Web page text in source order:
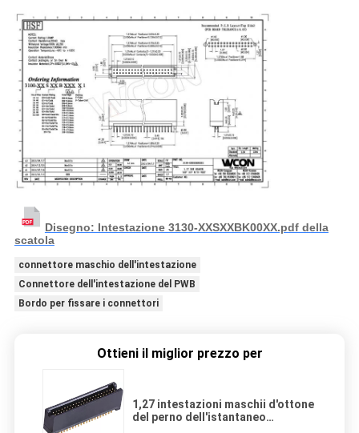
Disegno: Intestazione 3130-XXSXXBK00XX.pdf della
scatola
connettore maschio dell'intestazione
Connettore dell'intestazione del PWB
Bordo per fissare i connettori
Ottieni il miglior prezzo per
1,27 intestazioni maschii d'ottone
del perno dell'istantaneo